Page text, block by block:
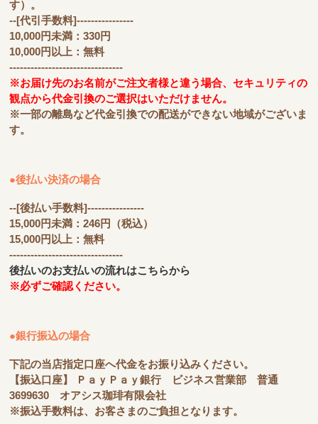
す）。
--[代引手数料]----------------
10,000円未満：330円
10,000円以上：無料
--------------------------------
※お届け先のお名前がご注文者様と違う場合、セキュリティの
観点から代金引換のご選択はいただけません。
※一部の離島など代金引換での配送ができない地域がございま
す。
●後払い決済の場合
--[後払い手数料]----------------
15,000円未満：246円（税込）
15,000円以上：無料
--------------------------------
後払いのお支払いの流れはこちらから
※必ずご確認ください。
●銀行振込の場合
下記の当店指定口座へ代金をお振り込みください。
【振込口座】 ＰａｙＰａｙ銀行 ビジネス営業部 普通
3699630 オアシス珈琲有限会社
※振込手数料は、お客さまのご負担となります。